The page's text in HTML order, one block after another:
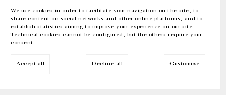
We use cookies in order to facilitate your navigation on the site, to
share content on social networks and other online platforms, and to
establish statistics aiming to improve your experience on our site.
Technical cookies cannot be configured, but the others require your
consent.
Accept all Decline all Customize
EN FR 中文 Facebook Instagram
Inscrivez-vous à notre newsletter